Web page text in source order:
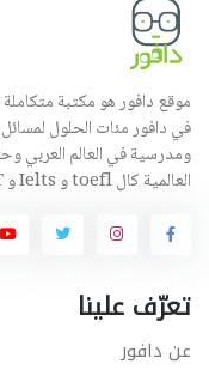
موقع دافور هو مكتبة
في دافور مئات الحلول
ومدرسية في العالم العربي
العالمية كال toefl و Ielts و SAT وغيرها الكثير.
تعرّف علينا
عن دافور